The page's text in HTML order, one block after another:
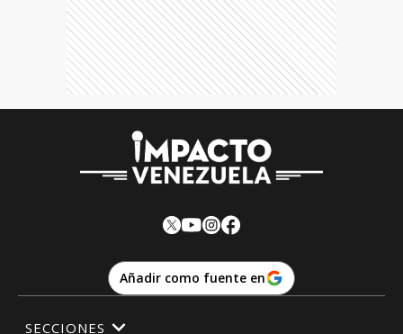
Añadir como fuente en
SECCIONES